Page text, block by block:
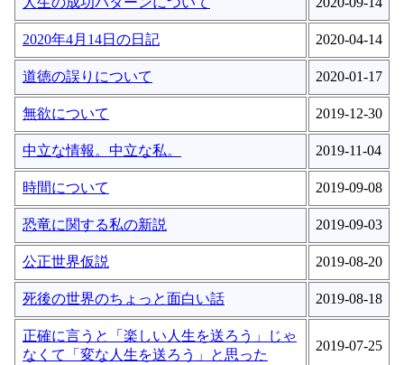
2020年4月14日の日記 2020-04-14
道徳の誤りについて 2020-01-17
無欲について 2019-12-30
中立な情報。中立な私。 2019-11-04
時間について 2019-09-08
恐竜に関する私の新説 2019-09-03
公正世界仮説 2019-08-20
死後の世界のちょっと面白い話 2019-08-18
正確に言うと「楽しい人生を送ろう」じゃ
なくて「変な人生を送ろう」と思った
2019-07-25